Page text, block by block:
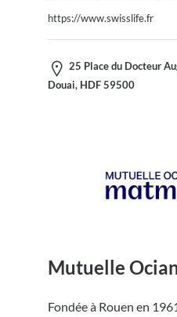
https://www.swisslife.fr
25 Place du Docteur
Douai, HDF 59500
Mutuelle
Fondée à Rouen en